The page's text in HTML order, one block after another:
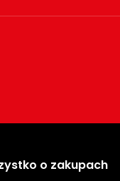
o zakupach